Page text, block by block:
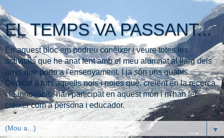
EL TEMPS VA PASSANT...
En aquest bloc em podreu conèixer i veure totes les
activitats que he anat fent amb el meu alumnat al llarg dels
anys que porto a l'ensenyament. I ja són uns quants...
Dedicat a tots aquells nois i noies que, creient en la recerca
i la innovació, han participat en aquest món i m'han fet
crèixer com a persona i educador.
▼